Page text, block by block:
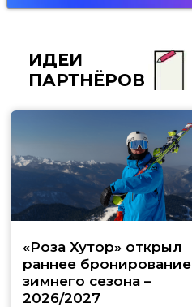
ИДЕИ
ПАРТНЁРОВ
«Роза Хутор» открыл
раннее бронирование
зимнего сезона –
2026/2027